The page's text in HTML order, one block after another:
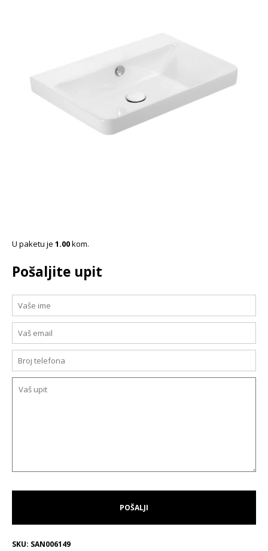
U paketu je 1.00kom.
Pošaljite upit
SKU: SAN006149